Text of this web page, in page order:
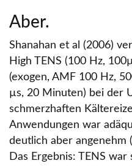
Aber.
Shanahan et al (2006)
High TENS (100 Hz,
(exogen, AMF 100 Hz,
µs, 20 Minuten) bei der
schmerzhaften
Anwendungen war
deutlich aber angenehm
Das Ergebnis: TENS